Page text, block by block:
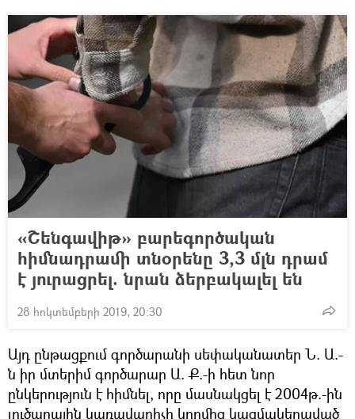
«Շենգավիթ» բարեգործական
հիմնադրամի տնօրենը 3,3 մլն դրամ
է յուրացրել. նրան ձերբակալել են
28 հոկտեմբերի 2019, 20:30
Այդ ընթացքում գործարանի սեփականատեր Ն. Ա.-
ն իր մտերիմ գործարար Ա. Ք.-ի հետ նոր
ընկերություն է հիմնել, որը մասնակցել է 2004թ.-ին
լուծարային կառավարիչի կողմից կազմակերպված